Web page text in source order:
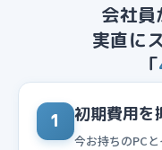
会社員
実直に
「
1 初期費用を
今お持ちのPC